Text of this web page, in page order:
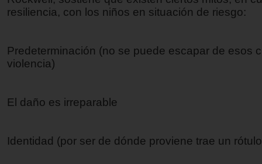
resiliencia, con los niños en situación de riesgo:
Predeterminación (no se puede escapar de esos
violencia)
El daño es irreparable
Identidad (por ser de dónde proviene trae un